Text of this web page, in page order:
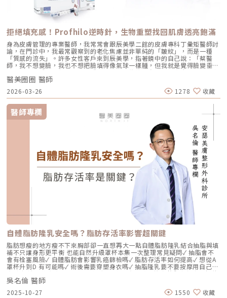
拒絕填充感！Profhilo逆時針，生物重塑找回肌膚透亮飽滿
身為皮膚管理的專業醫師，我常常會跟辰美學二館的皮膚專科丁彙矩醫師討
論，在門診中，我最常觀察到的老化焦慮並非單純的「皺紋」，而是一種
「質感的流失」。許多女性客戶來到辰美學，指著鏡中的自己說：「蔡醫
師，我不想變臉，我也不想把臉填得像氣球一樣腫，但我就是覺得臉變垂
了、乾了，看起來很累。」這種「累感」，往往來自於肌膚真皮層結構的崩
解。過去我們習慣用玻尿酸去「填補」凹陷，或是用電音波去「緊緻」皮
表，但在這兩者之間，其實存在著一個關鍵的空白區：生物重塑（Bio-
Remodeling）。這就是為什麼我對 Profhilo 逆時針（俗稱：璞菲洛）情
有獨鍾的原因。一、 重新定義抗老：為什麼妳需要的是「重塑」而非「填
充」？在深入了解 Profhilo逆時針 之前，我們必須先釐清肌膚老化的本
質。肌膚的年輕度由真皮層的三大支柱決定：水份、膠原蛋白
（Collagen）以及彈力蛋白（Elastin）。多數人對膠原蛋白耳熟能詳，它
就像建築物的「鋼筋水泥」，負責撐起皮膚的厚度與體積；然而，讓肌膚在
做表情後能迅速回彈、維持組織張力的關鍵，其實是彈力蛋白。彈力蛋白就
像支撐鋼筋的「橡皮筋」，不幸的是，人體在青春期過後，彈力蛋白的合成
速度就會大幅下降。當彈力蛋白流失，肌膚就會像失去彈性的鬆緊帶，出現
細紋、毛孔粗大、甚至是難以處理的「鬆弛型下垂」。傳統玻尿酸屬於「填
充型」，主要目的是增加體積（Volumizing），如果過度施打，容易造成
面部僵硬或「醫美臉」。而 Profhilo 逆時針的誕生，是為了從細胞底層進
行「修復與重塑」，讓皮膚自己找回年輕時的彈性。二、 Profhilo 逆時針
的科學核心：NAHYCO™ 專利技術Profhilo逆時針來自瑞士著名的 IBSA 製
藥集團。身為專業醫師，我非常看重產品的「純淨度」與「穩定性」。
Profhilo 之所以能在國際醫美界佔有一席之地，在於其革命性的
NAHYCO™ 專利熱融合技術。1. 醫學界的「純淨」突破：無化學交聯劑一
般玻尿酸為了維持在體內的時間，必須添加化學交聯劑（如 BDDE）。雖然
這在合法範圍內是安全的，但對於過敏體質或追求極致天然的客戶來說，仍
存在延遲性發炎的風險。Profhilo逆時針 透過精確的加熱與降溫製程，讓
高分子與低分子玻尿酸產生自然的氫鍵鍵結，完全不含 BDDE。這意味著它
具備極高的「生物相容性」，注射後能與人體組織完美融合。2. 高低分子玻
尿酸的「黃金比例」Profhilo 含有目前市面上極高濃度的玻尿酸
（64mg/2ml），它結合了： 高分子量玻尿酸（H-HA）：提供穩定的物理
支撐與深層鎖水，改善鬆弛。 低分子量玻尿酸（L-HA）：作為傳遞信號的
分子，直接活化真皮層內的纖維母細胞，誘導膠原蛋白與彈力蛋白新生。這
種「1+1 > 2」的協同作用，讓 Profhilo 在進入皮膚後，能像液態電波一
樣迅速擴散，全面性地改善膚質。三、 3 種細胞與 5 種蛋白：解開「液態
電波」的逆齡關鍵在辰美學的診間，我常跟客戶解釋，Profhilo 就像是為
醫美圈圈 醫師
2026-03-26 1278 收藏
醫師專欄
自體脂肪隆乳安全嗎？脂肪存活率影響超關鍵
脂肪想瘦的地方瘦不下來胸部卻一直想再大一點自體脂肪隆乳結合抽脂與填
補不只讓身形更平衡 也能自然升級罩杯本集一次整理常見疑問✓ 抽脂會不
會有栓塞風險✓ 自體脂肪會影響乳癌篩檢嗎✓ 脂肪存活率如何提高✓ 想從A
罩杯升到D 有可能嗎✓ 術後需要穿塑身衣嗎✓ 抽脂隆乳要不要按摩用自己的
脂肪 打造柔軟真實的胸型適合誰 怎麼做 最有效將給妳完整觀念與安心評估
依據重點摘要：0:00 #她說他說0:40 #自體脂肪隆乳v.s.#假體隆乳 想要哪
一樣？1:02 關於手術安全性 #自體隆乳2:12 不同的抽脂方式 #脂肪存活率
會一樣嗎？3:16 關於抽脂安全 #脂肪栓塞問題 ？4:09 關於手術安全性 #矽
吳名倫 醫師
2025-10-27 1550 收藏